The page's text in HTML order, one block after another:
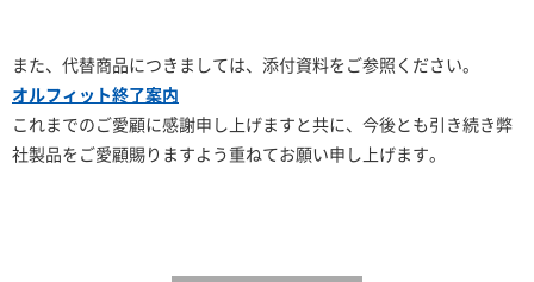
また、代替商品につきましては、添付資料をご参照ください。
オルフィット終了案内
これまでのご愛顧に感謝申し上げますと共に、今後とも引き続き弊
社製品をご愛顧賜りますよう重ねてお願い申し上げます。